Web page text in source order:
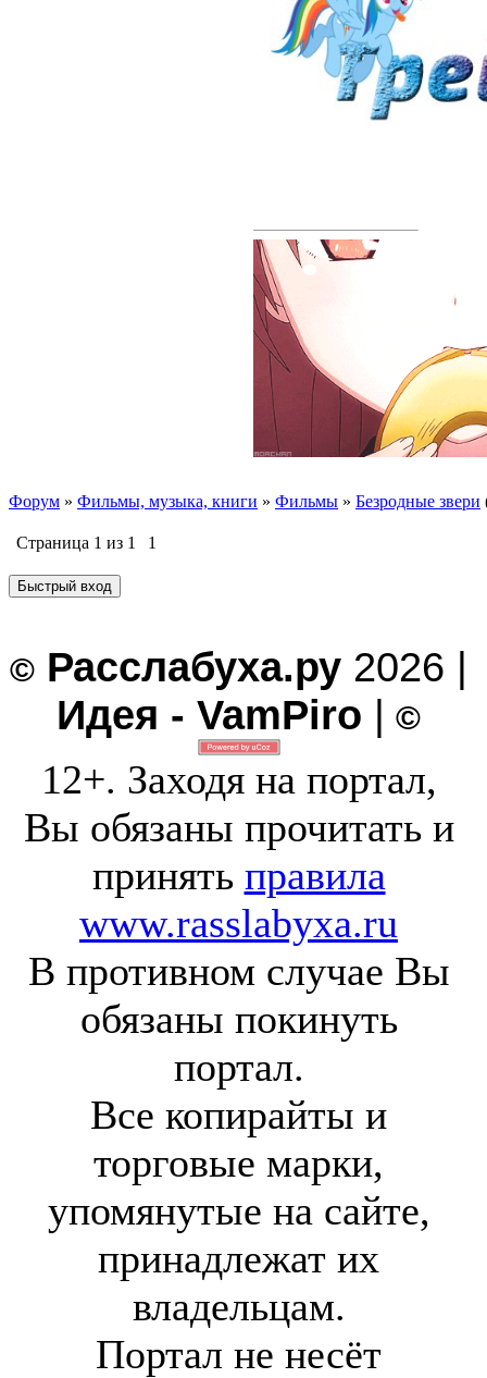
Форум » Фильмы, музыка, книги » Фильмы » Безродные звери
Страница 1 из 1 1
© Расслабуха.ру 2026 |
Идея - VamPiro | ©
12+. Заходя на портал,
Вы обязаны прочитать и
принять правила
www.rasslabyxa.ru
В противном случае Вы
обязаны покинуть
портал.
Все копирайты и
торговые марки,
упомянутые на сайте,
принадлежат их
владельцам.
Портал не несёт